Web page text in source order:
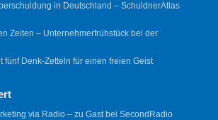
in Deutschland – SchuldnerAtlas
Zeiten – Unternehmerfrühstück bei der
fünf Denk-Zetteln für einen freien Geist
via Radio – zu Gast bei SecondRadio